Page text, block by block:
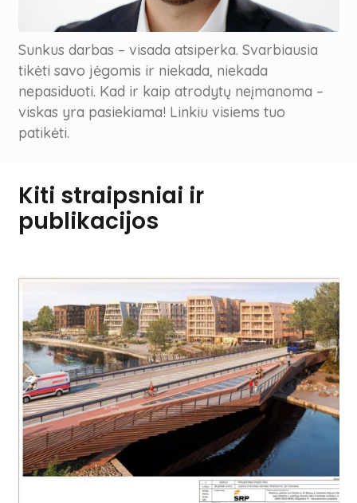
Sunkus darbas – visada atsiperka. Svarbiausia
tikėti savo jėgomis ir niekada, niekada
nepasiduoti. Kad ir kaip atrodytų neįmanoma –
viskas yra pasiekiama! Linkiu visiems tuo
patikėti.
Kiti straipsniai ir
publikacijos